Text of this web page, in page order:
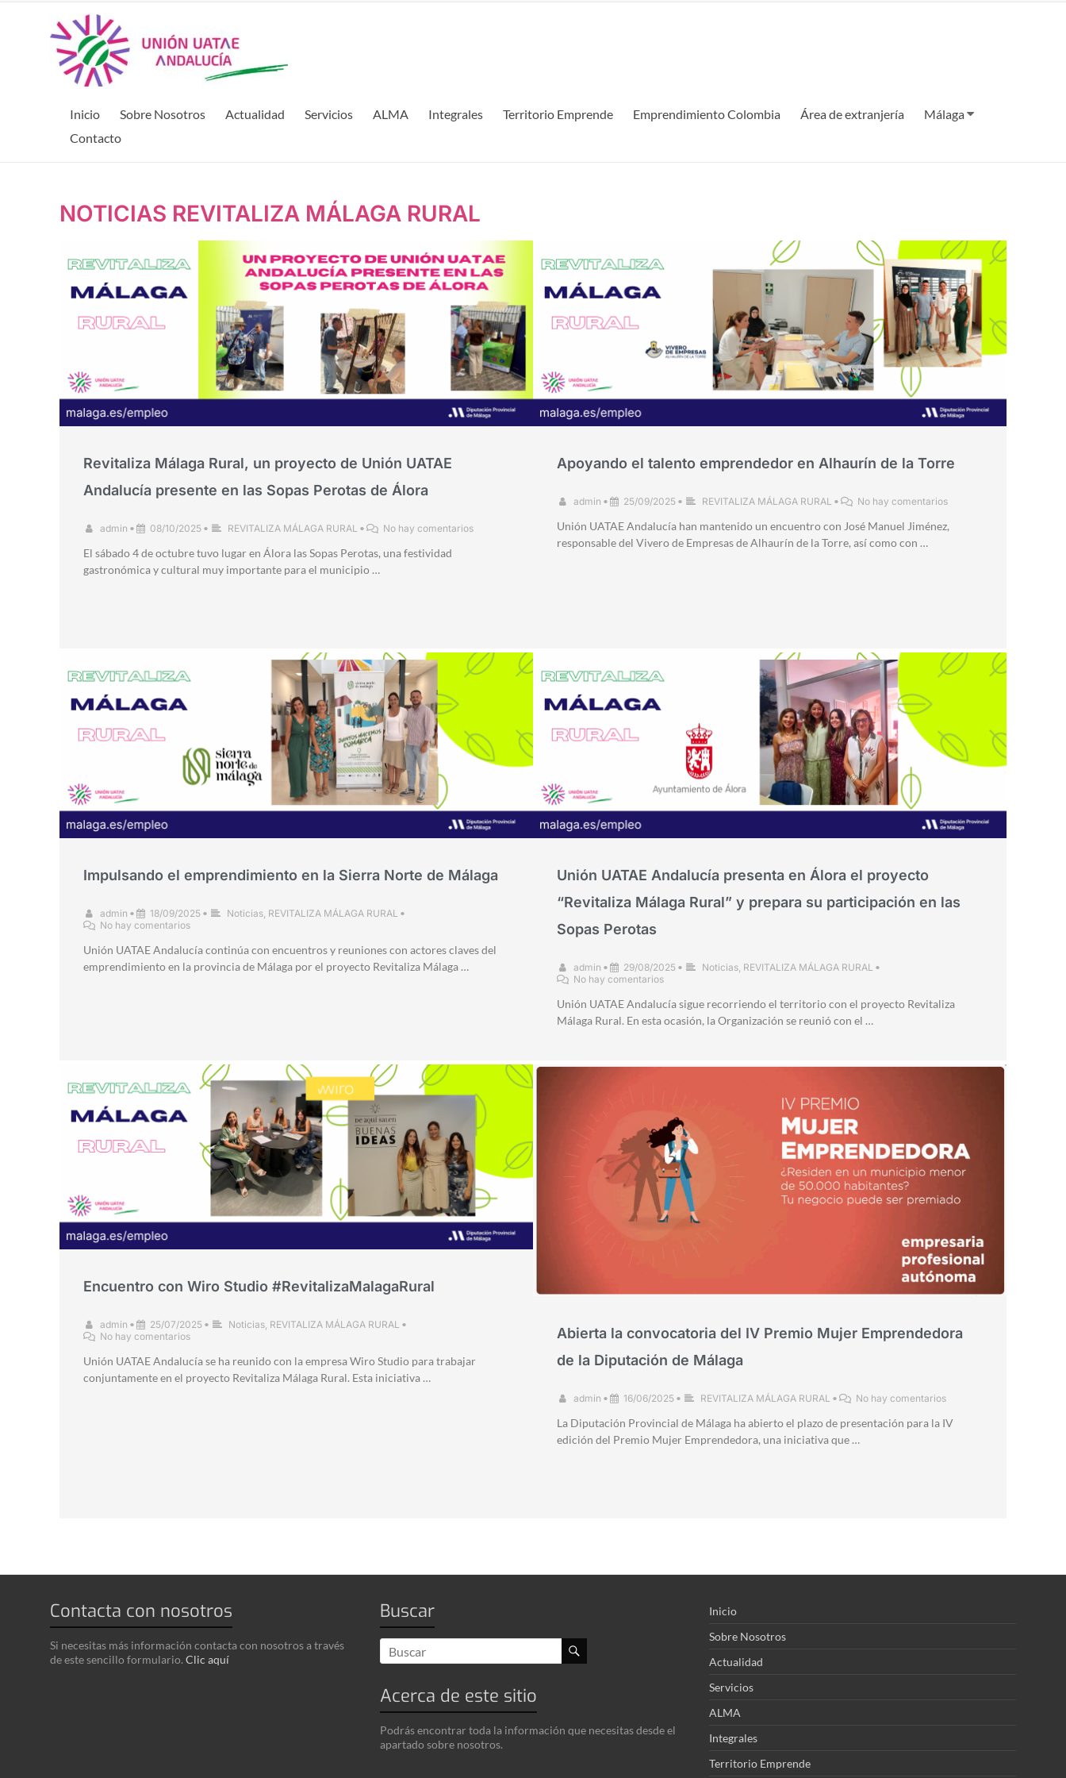
Inicio Sobre Nosotros Actualidad Servicios ALMA Integrales Territorio Emprende Emprendimiento Colombia Área de extranjería
Málaga
Contacto
NOTICIAS REVITALIZA MÁLAGA RURAL
Revitaliza Málaga Rural, un proyecto de Unión UATAE
Andalucía presente en las Sopas Perotas de Álora
admin • 08/10/2025 • REVITALIZA MÁLAGA RURAL • No hay comentarios
El sábado 4 de octubre tuvo lugar en Álora las Sopas Perotas, una festividad
gastronómica y cultural muy importante para el municipio …
Apoyando el talento emprendedor en Alhaurín de la Torre
admin • 25/09/2025 • REVITALIZA MÁLAGA RURAL • No hay comentarios
Unión UATAE Andalucía han mantenido un encuentro con José Manuel Jiménez,
responsable del Vivero de Empresas de Alhaurín de la Torre, así como con …
Impulsando el emprendimiento en la Sierra Norte de Málaga
admin • 18/09/2025 • Noticias, REVITALIZA MÁLAGA RURAL •
No hay comentarios
Unión UATAE Andalucía continúa con encuentros y reuniones con actores claves del
emprendimiento en la provincia de Málaga por el proyecto Revitaliza Málaga …
Unión UATAE Andalucía presenta en Álora el proyecto
“Revitaliza Málaga Rural” y prepara su participación en las
Sopas Perotas
admin • 29/08/2025 • Noticias, REVITALIZA MÁLAGA RURAL •
No hay comentarios
Unión UATAE Andalucía sigue recorriendo el territorio con el proyecto Revitaliza
Málaga Rural. En esta ocasión, la Organización se reunió con el …
Encuentro con Wiro Studio #RevitalizaMalagaRural
admin • 25/07/2025 • Noticias, REVITALIZA MÁLAGA RURAL •
No hay comentarios
Unión UATAE Andalucía se ha reunido con la empresa Wiro Studio para trabajar
conjuntamente en el proyecto Revitaliza Málaga Rural. Esta iniciativa …
Abierta la convocatoria del IV Premio Mujer Emprendedora
de la Diputación de Málaga
admin • 16/06/2025 • REVITALIZA MÁLAGA RURAL • No hay comentarios
La Diputación Provincial de Málaga ha abierto el plazo de presentación para la IV
edición del Premio Mujer Emprendedora, una iniciativa que …
Contacta con nosotros
Si necesitas más información contacta con nosotros a través
de este sencillo formulario. Clic aquí
Buscar
Acerca de este sitio
Podrás encontrar toda la información que necesitas desde el
apartado sobre nosotros.
Inicio
Sobre Nosotros
Actualidad
Servicios
ALMA
Integrales
Territorio Emprende